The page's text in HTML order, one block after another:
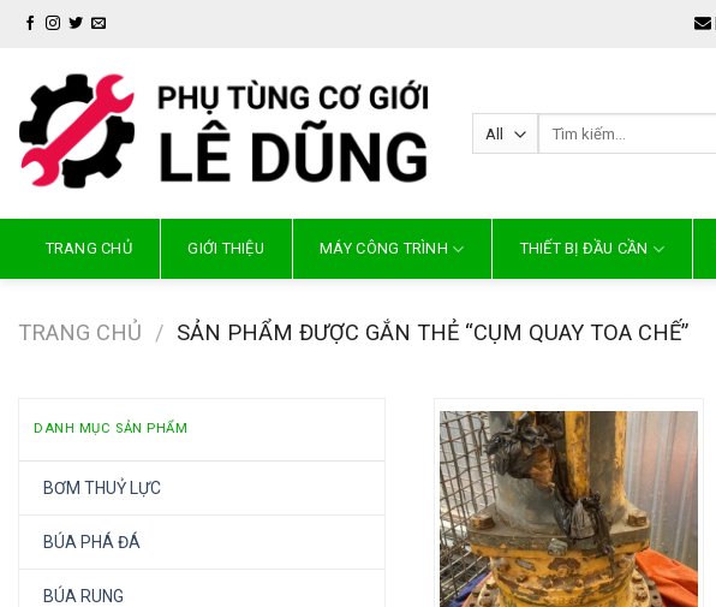
Skip
TRANG CHỦ GIỚI THIỆU MÁY CÔNG TRÌNH THIẾT BỊ ĐẦU CẦN
TRANG CHỦ / SẢN PHẨM ĐƯỢC GẮN THẺ “CỤM QUAY TOA CHẾ”
DANH MỤC SẢN PHẨM
BƠM THUỶ LỰC
BÚA PHÁ ĐÁ
BÚA RUNG